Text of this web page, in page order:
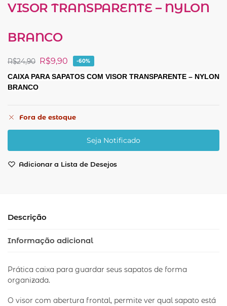
VISOR TRANSPARENTE – NYLON
BRANCO
R$24,90 R$9,90 -60%
CAIXA PARA SAPATOS COM VISOR TRANSPARENTE – NYLON
BRANCO
Fora de estoque
Adicionar a Lista de Desejos
Descrição
Informação adicional
Prática caixa para guardar seus sapatos de forma
organizada.
O visor com abertura frontal, permite ver qual sapato está